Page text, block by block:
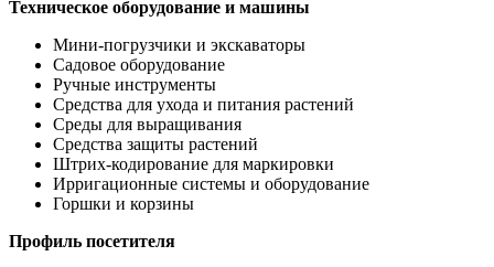
Техническое оборудование и машины
Мини-погрузчики и экскаваторы
Садовое оборудование
Ручные инструменты
Средства для ухода и питания растений
Среды для выращивания
Средства защиты растений
Штрих-кодирование для маркировки
Ирригационные системы и оборудование
Горшки и корзины
Профиль посетителя